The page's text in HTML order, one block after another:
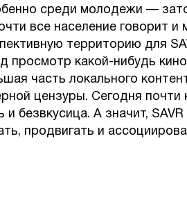
среди молодежи —
все население говорит и
территорию для
просмотр какой-нибудь
часть локального
цензуры. Сегодня почти
безвкусица. А значит, SAVR
продвигать и